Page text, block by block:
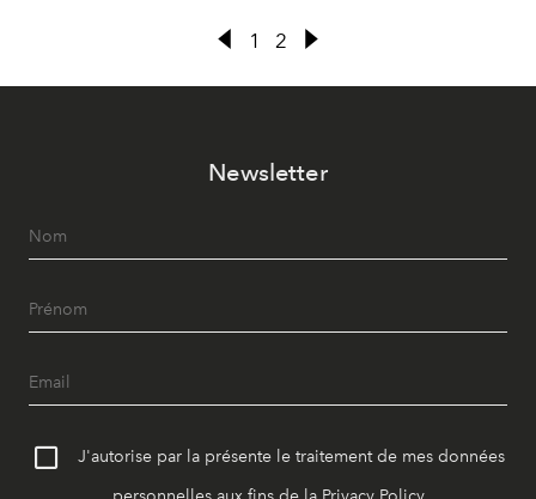
1 2
Newsletter
J'autorise par la présente le traitement de mes données